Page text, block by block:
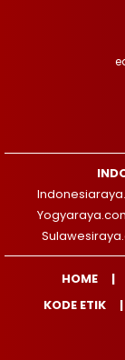
HOME
KODE ETIK